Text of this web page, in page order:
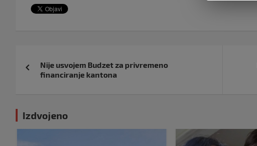
objava
Nije usvojem Budzet za privremeno
financiranje kantona
Izdvojeno